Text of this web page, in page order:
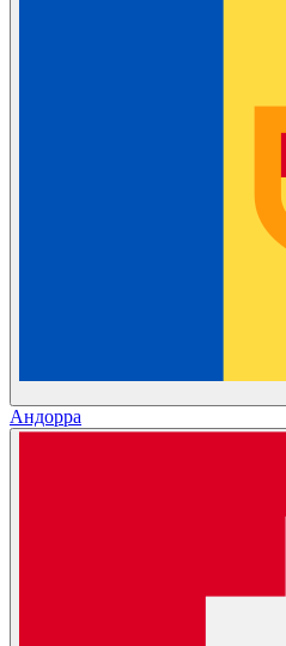
Андорра